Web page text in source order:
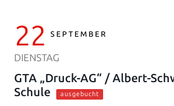
22 SEPTEMBER
DIENSTAG
GTA „Druck-AG“ / Albert-
Schule
ausgebucht